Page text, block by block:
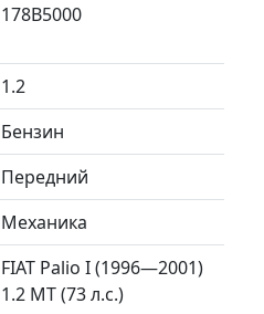
178B5000
1.2
Бензин
Передний
Механика
FIAT Palio I (1996—2001)
1.2 MT (73 л.с.)